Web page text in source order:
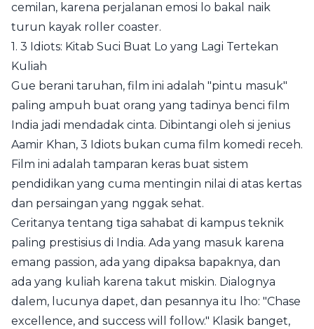
cemilan, karena perjalanan emosi lo bakal naik
turun kayak roller coaster.
1. 3 Idiots: Kitab Suci Buat Lo yang Lagi Tertekan
Kuliah
Gue berani taruhan, film ini adalah "pintu masuk"
paling ampuh buat orang yang tadinya benci film
India jadi mendadak cinta. Dibintangi oleh si jenius
Aamir Khan, 3 Idiots bukan cuma film komedi receh.
Film ini adalah tamparan keras buat sistem
pendidikan yang cuma mentingin nilai di atas kertas
dan persaingan yang nggak sehat.
Ceritanya tentang tiga sahabat di kampus teknik
paling prestisius di India. Ada yang masuk karena
emang passion, ada yang dipaksa bapaknya, dan
ada yang kuliah karena takut miskin. Dialognya
dalem, lucunya dapet, dan pesannya itu lho: "Chase
excellence, and success will follow." Klasik banget,